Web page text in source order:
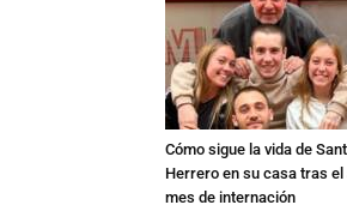
Cómo sigue la vida de
Herrero en su casa tras el
mes de internación